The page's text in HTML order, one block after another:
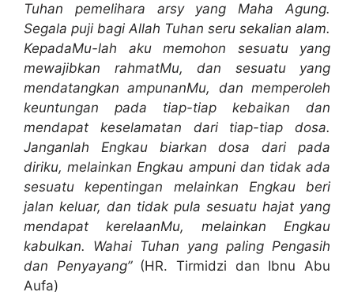
Tuhan pemelihara arsy yang Maha Agung.
Segala puji bagi Allah Tuhan seru sekalian alam.
KepadaMu-lah aku memohon sesuatu yang
mewajibkan rahmatMu, dan sesuatu yang
mendatangkan ampunanMu, dan memperoleh
keuntungan pada tiap-tiap kebaikan dan
mendapat keselamatan dari tiap-tiap dosa.
Janganlah Engkau biarkan dosa dari pada
diriku, melainkan Engkau ampuni dan tidak ada
sesuatu kepentingan melainkan Engkau beri
jalan keluar, dan tidak pula sesuatu hajat yang
mendapat kerelaanMu, melainkan Engkau
kabulkan. Wahai Tuhan yang paling Pengasih
dan Penyayang”(HR. Tirmidzi dan Ibnu Abu
Aufa)